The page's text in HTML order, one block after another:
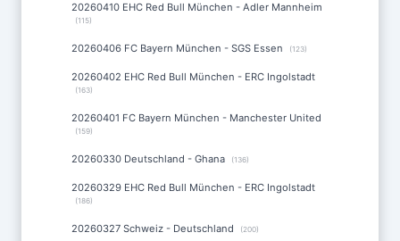
20260410 EHC Red Bull München - Adler Mannheim
(115)
20260406 FC Bayern München - SGS Essen (123)
20260402 EHC Red Bull München - ERC Ingolstadt
(163)
20260401 FC Bayern München - Manchester United
(159)
20260330 Deutschland - Ghana (136)
20260329 EHC Red Bull München - ERC Ingolstadt
(186)
20260327 Schweiz - Deutschland (200)